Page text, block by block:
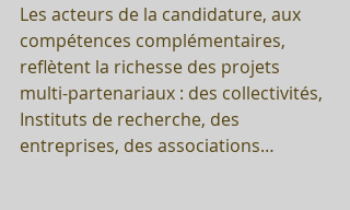
Les acteurs de la candidature, aux
compétences complémentaires,
reflètent la richesse des projets
multi-partenariaux : des collectivités,
Instituts de recherche, des
entreprises, des associations…